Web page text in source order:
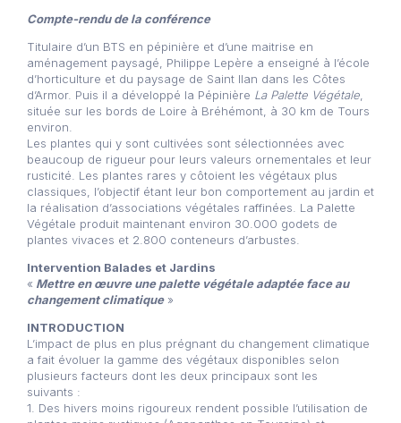
Compte-rendu de la conférence
Titulaire d’un BTS en pépinière et d’une maitrise en
aménagement paysagé, Philippe Lepère a enseigné à l’école
d’horticulture et du paysage de Saint Ilan dans les Côtes
d’Armor. Puis il a développé la Pépinière La Palette Végétale,
située sur les bords de Loire à Bréhémont, à 30 km de Tours
environ.
Les plantes qui y sont cultivées sont sélectionnées avec
beaucoup de rigueur pour leurs valeurs ornementales et leur
rusticité. Les plantes rares y côtoient les végétaux plus
classiques, l’objectif étant leur bon comportement au jardin et
la réalisation d’associations végétales raffinées. La Palette
Végétale produit maintenant environ 30.000 godets de
plantes vivaces et 2.800 conteneurs d’arbustes.
Intervention Balades et Jardins
« Mettre en œuvre une palette végétale adaptée face au
changement climatique»
INTRODUCTION
L’impact de plus en plus prégnant du changement climatique
a fait évoluer la gamme des végétaux disponibles selon
plusieurs facteurs dont les deux principaux sont les
suivants :
1. Des hivers moins rigoureux rendent possible l’utilisation de